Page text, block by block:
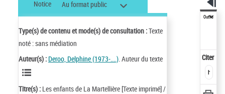
Notice Au format public
Type(s) de contenu et mode(s) de consultation :Texte
noté : sans médiation
Auteur(s) : Deroo, Delphine (1973-....). Auteur du texte
Titre(s) : Les enfants de La Martellière [Texte imprimé] /
Outils
Citer